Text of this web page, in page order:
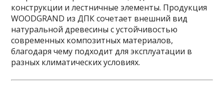
конструкции и лестничные элементы. Продукция
WOODGRAND из ДПК сочетает внешний вид
натуральной древесины с устойчивостью
современных композитных материалов,
благодаря чему подходит для эксплуатации в
разных климатических условиях.